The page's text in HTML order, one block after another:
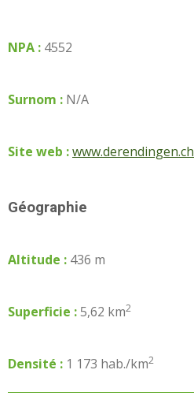
NPA : 4552
Surnom : N/A
Site web :www.derendingen.ch
Géographie
Altitude : 436 m
Superficie :5,62 km2
Densité : 1 173 hab./km2